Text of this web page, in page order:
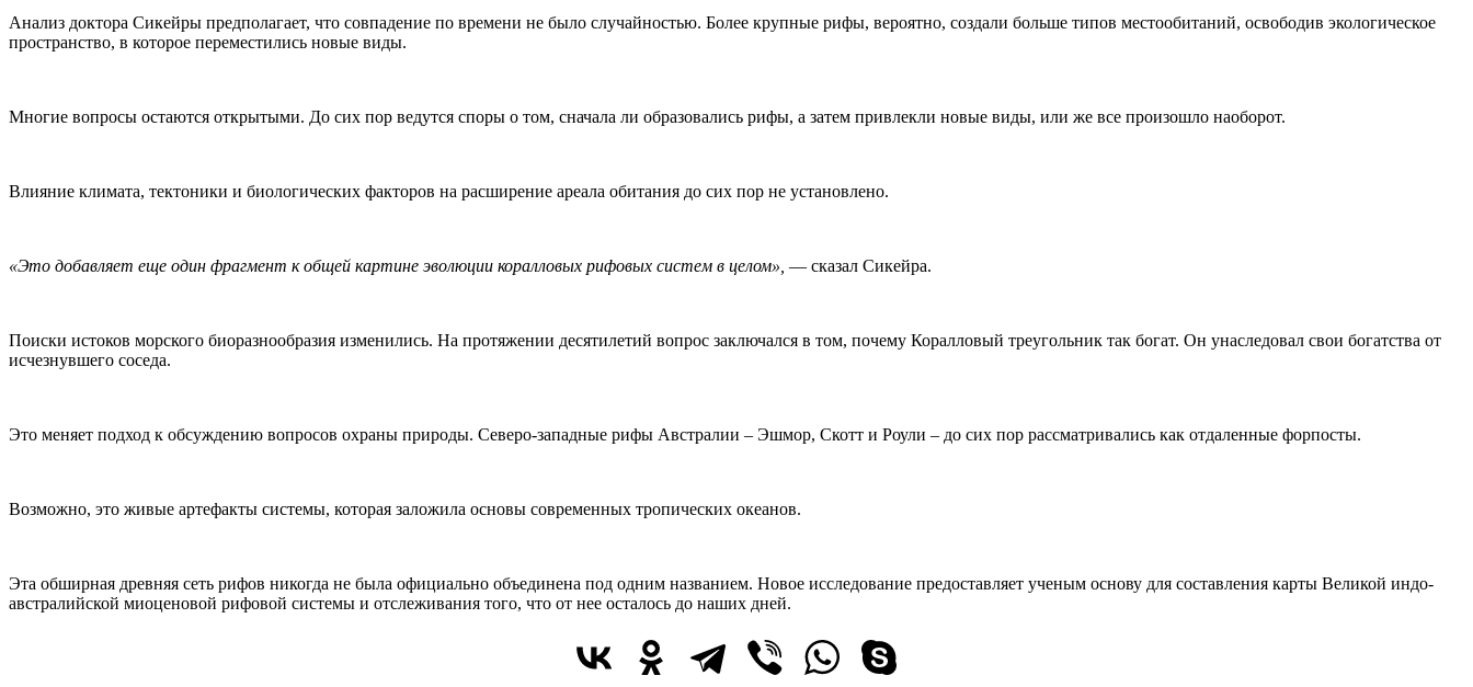
Анализ доктора Сикейры предполагает, что совпадение по времени не было случайностью. Более крупные рифы, вероятно, создали больше типов местообитаний, освободив экологическое
пространство, в которое переместились новые виды.
Многие вопросы остаются открытыми. До сих пор ведутся споры о том, сначала ли образовались рифы, а затем привлекли новые виды, или же все произошло наоборот.
Влияние климата, тектоники и биологических факторов на расширение ареала обитания до сих пор не установлено.
«Это добавляет еще один фрагмент к общей картине эволюции коралловых рифовых систем в целом», — сказал Сикейра.
Поиски истоков морского биоразнообразия изменились. На протяжении десятилетий вопрос заключался в том, почему Коралловый треугольник так богат. Он унаследовал свои богатства от
исчезнувшего соседа.
Это меняет подход к обсуждению вопросов охраны природы. Северо-западные рифы Австралии – Эшмор, Скотт и Роули – до сих пор рассматривались как отдаленные форпосты.
Возможно, это живые артефакты системы, которая заложила основы современных тропических океанов.
Эта обширная древняя сеть рифов никогда не была официально объединена под одним названием. Новое исследование предоставляет ученым основу для составления карты Великой индо-
австралийской миоценовой рифовой системы и отслеживания того, что от нее осталось до наших дней.